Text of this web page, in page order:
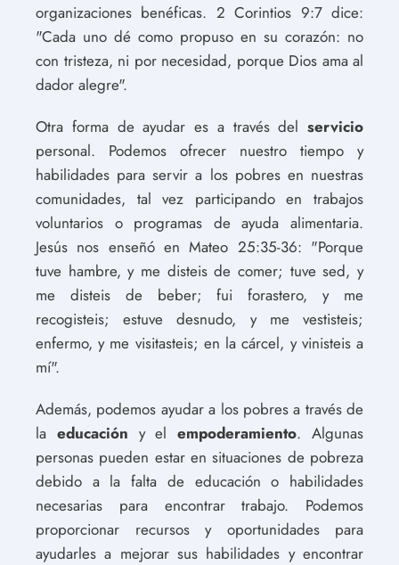
organizaciones benéficas. 2 Corintios 9:7 dice:
"Cada uno dé como propuso en su corazón: no
con tristeza, ni por necesidad, porque Dios ama al
dador alegre".
Otra forma de ayudar es a través del servicio
personal. Podemos ofrecer nuestro tiempo y
habilidades para servir a los pobres en nuestras
comunidades, tal vez participando en trabajos
voluntarios o programas de ayuda alimentaria.
Jesús nos enseñó en Mateo 25:35-36: "Porque
tuve hambre, y me disteis de comer; tuve sed, y
me disteis de beber; fui forastero, y me
recogisteis; estuve desnudo, y me vestisteis;
enfermo, y me visitasteis; en la cárcel, y vinisteis a
mí".
Además, podemos ayudar a los pobres a través de
la educación y elempoderamiento. Algunas
personas pueden estar en situaciones de pobreza
debido a la falta de educación o habilidades
necesarias para encontrar trabajo. Podemos
proporcionar recursos y oportunidades para
ayudarles a mejorar sus habilidades y encontrar